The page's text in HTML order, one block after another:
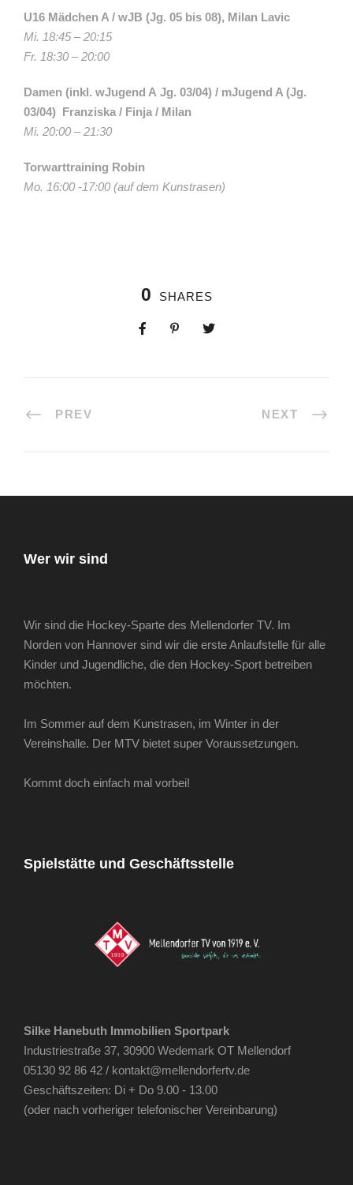
U16 Mädchen A / wJB (Jg. 05 bis 08), Milan Lavic
Mi. 18:45 – 20:15
Fr. 18:30 – 20:00
Damen (inkl. wJugend A Jg. 03/04) / mJugend A (Jg.
03/04) Franziska / Finja / Milan
Mi. 20:00 – 21:30
Torwarttraining Robin
Mo. 16:00 -17:00 (auf dem Kunstrasen)
0 SHARES
PREV NEXT
Wer wir sind
Wir sind die Hockey-Sparte des Mellendorfer TV. Im
Norden von Hannover sind wir die erste Anlaufstelle für alle
Kinder und Jugendliche, die den Hockey-Sport betreiben
möchten.
Im Sommer auf dem Kunstrasen, im Winter in der
Vereinshalle. Der MTV bietet super Voraussetzungen.
Kommt doch einfach mal vorbei!
Spielstätte und Geschäftsstelle
Silke Hanebuth Immobilien Sportpark
Industriestraße 37, 30900 Wedemark OT Mellendorf
05130 92 86 42 / kontakt@mellendorfertv.de
Geschäftszeiten: Di + Do 9.00 - 13.00
(oder nach vorheriger telefonischer Vereinbarung)